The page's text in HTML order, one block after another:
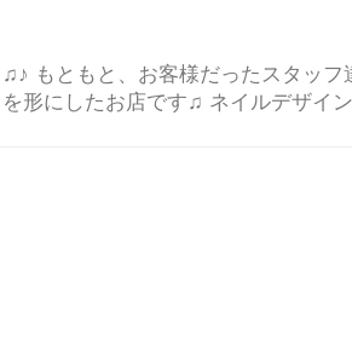
もともと、お客様だったスタッフ
形にしたお店です♫ ネイルデザイ